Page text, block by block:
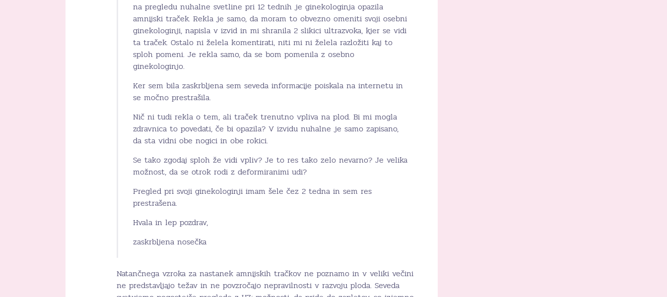
na pregledu nuhalne svetline pri 12 tednih je ginekologinja opazila
amnijski traček. Rekla je samo, da moram to obvezno omeniti svoji osebni
ginekologinji, napisla v izvid in mi shranila 2 slikici ultrazvoka, kjer se vidi
ta traček. Ostalo ni želela komentirati, niti mi ni želela razložiti kaj to
sploh pomeni. Je rekla samo, da se bom pomenila z osebno
ginekologinjo.
Ker sem bila zaskrbljena sem seveda informacije poiskala na internetu in
se močno prestrašila.
Nič ni tudi rekla o tem, ali traček trenutno vpliva na plod. Bi mi mogla
zdravnica to povedati, če bi opazila? V izvidu nuhalne je samo zapisano,
da sta vidni obe nogici in obe rokici.
Se tako zgodaj sploh že vidi vpliv? Je to res tako zelo nevarno? Je velika
možnost, da se otrok rodi z deformiranimi udi?
Pregled pri svoji ginekologinji imam šele čez 2 tedna in sem res
prestrašena.
Hvala in lep pozdrav,
zaskrbljena nosečka
Natančnega vzroka za nastanek amnijskih tračkov ne poznamo in v veliki večini
ne predstavljajo težav in ne povzročajo nepravilnosti v razvoju ploda. Seveda